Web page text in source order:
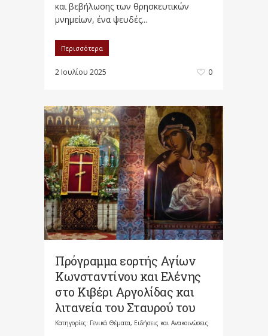
και βεβήλωσης των θρησκευτικών
μνημείων, ένα ψευδές...
Περισσότερα
2 Ιουλίου 2025 0
Πρόγραμμα εορτής Αγίων
Κωνσταντίνου και Ελένης
στο Κιβέρι Αργολίδας και
λιτανεία του Σταυρού του
Κατηγορίες: Γενικά Θέματα, Ειδήσεις και Ανακοινώσεις